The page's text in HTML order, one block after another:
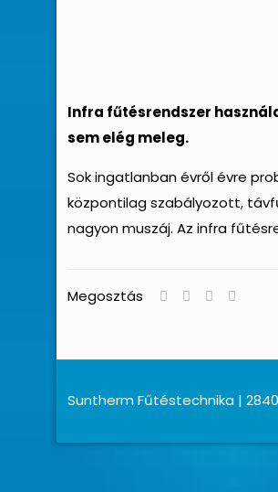
Infra fűtésrendszer
sem elég meleg.
Sok ingatlanban évről évre
központilag szabályozott,
nagyon muszáj. Az infra
Megosztás
Suntherm Fűtéstechnika |